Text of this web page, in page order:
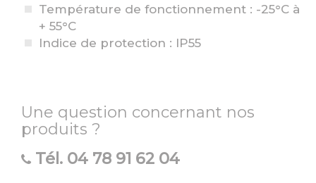
Température de fonctionnement : -25°C à
+ 55°C
Indice de protection : IP55
Une question concernant nos
produits ?
Tél. 04 78 91 62 04